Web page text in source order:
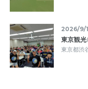
2026/9/
東京観
東京都渋